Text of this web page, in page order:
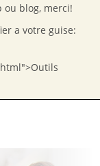
ou blog, merci!
a votre guise: